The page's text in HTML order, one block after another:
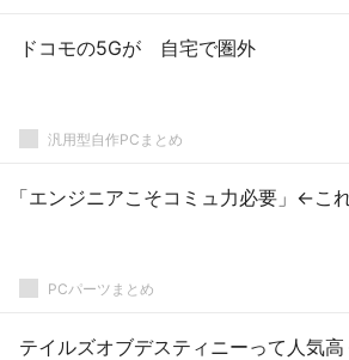
ドコモの5Gが 自宅で圏外
汎用型自作PCまとめ
「エンジニアこそコミュ力必要」←こ
PCパーツまとめ
テイルズオブデスティニーって人気高